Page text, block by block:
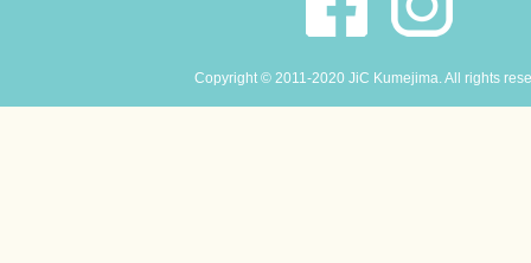
Copyright © 2011-2020 JiC Kumejima. All rights